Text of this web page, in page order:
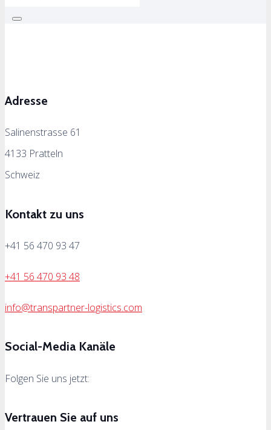
Adresse
Salinenstrasse 61
4133 Pratteln
Schweiz
Kontakt zu uns
+41 56 470 93 47
+41 56 470 93 48
info@transpartner-logistics.com
Social-Media Kanäle
Folgen Sie uns jetzt:
Vertrauen Sie auf uns